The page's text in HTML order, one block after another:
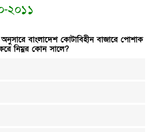
২০১১
বাংলাদেশ কোটাবিহীন বাজারে পোশাক
নিম্নর কোন সালে?